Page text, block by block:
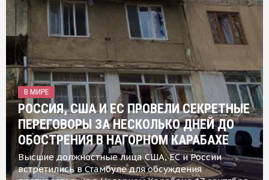
В МИРЕ
РОССИЯ, США И ЕС ПРОВЕЛИ СЕКРЕТНЫЕ
ПЕРЕГОВОРЫ ЗА НЕСКОЛЬКО ДНЕЙ ДО
ОБОСТРЕНИЯ В НАГОРНОМ КАРАБАХЕ
Высшие должностные лица США, ЕС и России
встретились в Стамбуле для обсуждения